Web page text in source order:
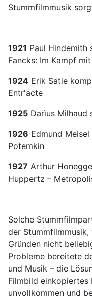
Stummfilmmusik
1921 Paul Hindemith
Fancks: Im Kampf
1924 Erik Satie
Entr'acte
1925 Darìus Milhaud
1926 Edmund
Potemkin
1927 Arthur
Huppertz –
Solche
der
Gründen nicht
Probleme bereitete
und Musik – die
Filmbild einkopiertes
unvollkommen und